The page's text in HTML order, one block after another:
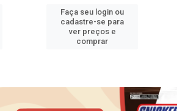
Faça seu login ou
cadastre-se para
ver preços e
comprar